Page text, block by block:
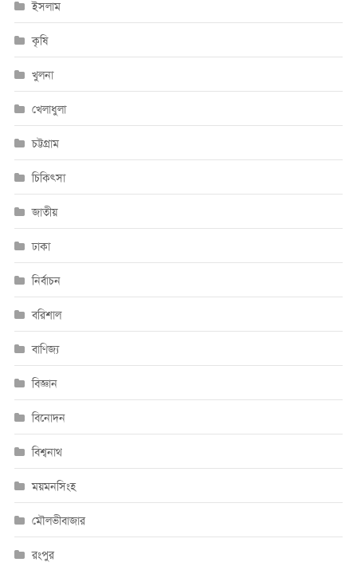
ইসলাম
কৃষি
খুলনা
খেলাধুলা
চট্টগ্রাম
চিকিৎসা
জাতীয়
ঢাকা
নির্বাচন
বরিশাল
বাণিজ্য
বিজ্ঞান
বিনোদন
বিশ্বনাথ
ময়মনসিংহ
মৌলভীবাজার
রংপুর